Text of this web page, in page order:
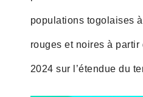
populations togolaises
rouges et noires à partir
2024 sur l’étendue du